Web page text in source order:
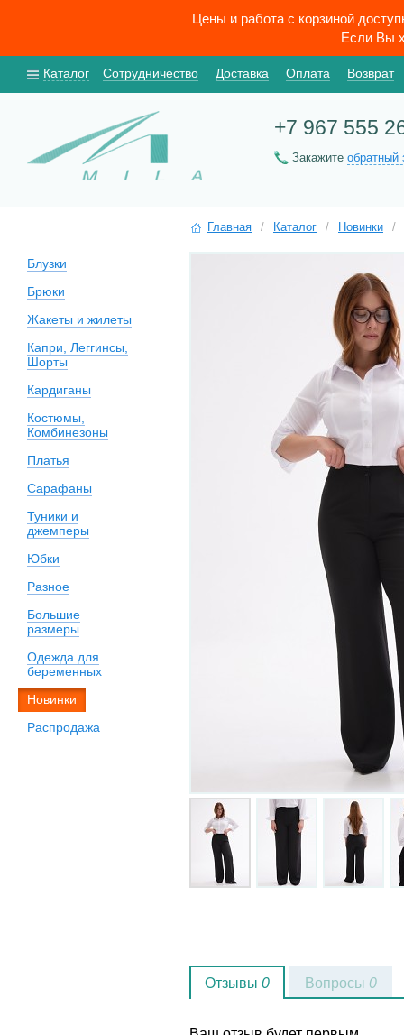
Цены и работа с корзиной
Если Вы
Каталог Сотрудничество Доставка Оплата Возврат
+7 967 555
Закажите обратный
Блузки
Брюки
Жакеты и жилеты
Капри, Леггинсы,
Шорты
Кардиганы
Костюмы,
Комбинезоны
Платья
Сарафаны
Туники и
джемперы
Юбки
Разное
Большие
размеры
Одежда для
беременных
Новинки
Распродажа
Главная / Каталог / Новинки /
Отзывы 0 Вопросы 0